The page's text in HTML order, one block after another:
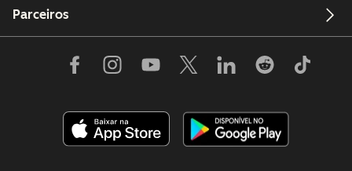
Parceiros